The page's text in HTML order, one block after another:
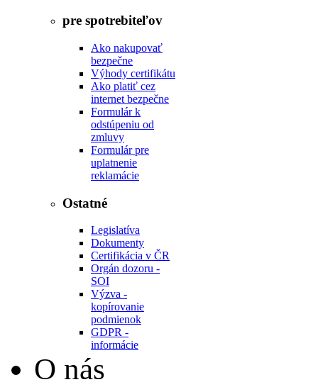
pre spotrebiteľov
Ako nakupovať
bezpečne
Výhody certifikátu
Ako platiť cez
internet bezpečne
Formulár k
odstúpeniu od
zmluvy
Formulár pre
uplatnenie
reklamácie
Ostatné
Legislatíva
Dokumenty
Certifikácia v ČR
Orgán dozoru -
SOI
Výzva -
kopírovanie
podmienok
GDPR -
informácie
O nás